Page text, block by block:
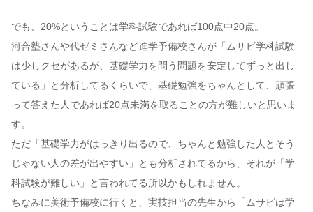
でも、20%ということは学科試験であれば100点中20点。
河合塾さんや代ゼミさんなど進学予備校さんが「ムサビ学科試験
は少しクセがあるが、基礎学力を問う問題を安定してずっと出し
ている」と分析してるくらいで、基礎勉強をちゃんとして、頑張
って答えた人であれば20点未満を取ることの方が難しいと思いま
す。
ただ「基礎学力がはっきり出るので、ちゃんと勉強した人とそう
じゃない人の差が出やすい」とも分析されてるから、それが「学
科試験が難しい」と言われてる所以かもしれません。
ちなみに美術予備校に行くと、実技担当の先生から「ムサビは学